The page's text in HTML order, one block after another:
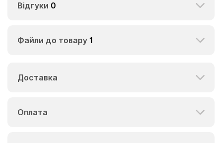
Відгуки 0
Файли до товару 1
Доставка
Оплата